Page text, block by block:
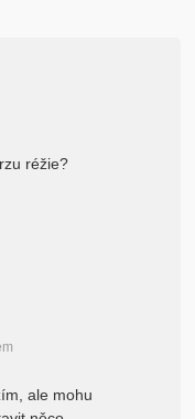
réžie?
ale mohu